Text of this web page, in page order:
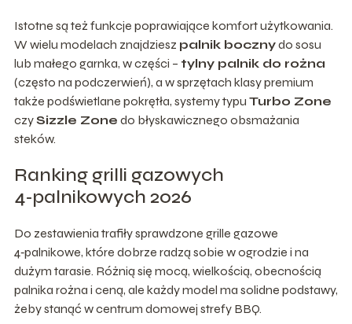
Istotne są też funkcje poprawiające komfort użytkowania.
W wielu modelach znajdziesz palnik bocznydo sosu
lub małego garnka, w części – tylny palnik do rożna
(często na podczerwień), a w sprzętach klasy premium
także podświetlane pokrętła, systemy typu Turbo Zone
czySizzle Zone do błyskawicznego obsmażania
steków.
Ranking grilli gazowych
4‑palnikowych 2026
Do zestawienia trafiły sprawdzone grille gazowe
4‑palnikowe, które dobrze radzą sobie w ogrodzie i na
dużym tarasie. Różnią się mocą, wielkością, obecnością
palnika rożna i ceną, ale każdy model ma solidne podstawy,
żeby stanąć w centrum domowej strefy BBQ.